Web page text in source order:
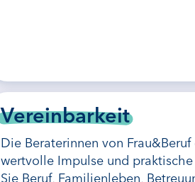
Vereinbarkeit
Die Beraterinnen von
wertvolle Impulse und